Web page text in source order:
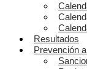
Resultados
Prevención